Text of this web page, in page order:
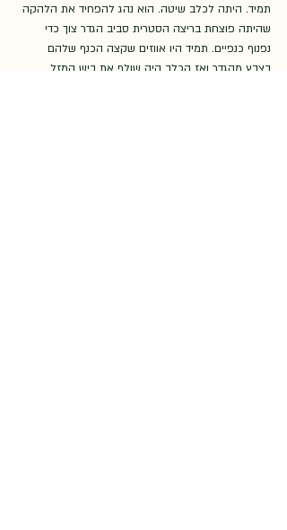
תמיד. היתה לכלב שיטה. הוא נהג להפחיד את הלהקה
שהיתה פוצחת בריצה הסטרית סביב הגדר צוך כדי
נפנוף כנפיים. תמיד היו אווזים שקצה הכנף שלהם
בצבץ מהגדר ואז הכלב היה שולף את ביש המזל